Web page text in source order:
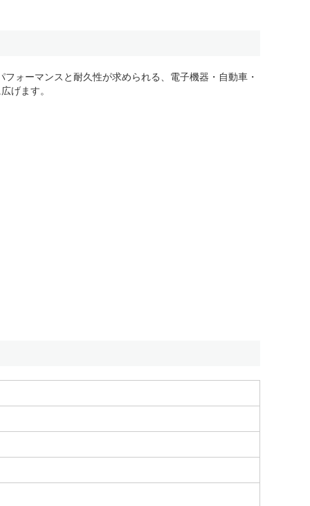
ォーマンスと耐久性が求められる、電子機器・自動車・
げます。